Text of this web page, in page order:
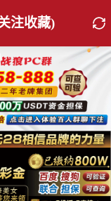
注收藏)